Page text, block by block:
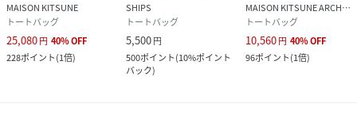
MAISON KITSUNE
トートバッグ
25,080円 40%OFF
228ポイント(1倍)
SHIPS
トートバッグ
5,500円
500ポイント(10%ポイント
バック)
MAISON KITSUNE ARCHIVES
トートバッグ
10,560円 40%OFF
96ポイント(1倍)